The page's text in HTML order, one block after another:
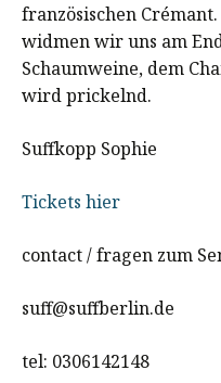
französischen
widmen wir uns am
Schaumweine, dem
wird prickelnd.
Suffkopp Sophie
Tickets hier
contact / fragen zum
suff@suffberlin.de
tel: 0306142148